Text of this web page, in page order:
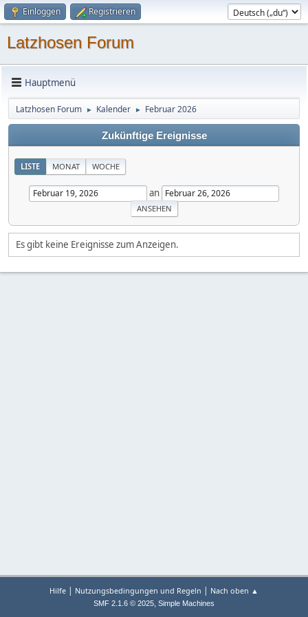
Einloggen Registrieren
Latzhosen Forum
Hauptmenü
Latzhosen Forum ► Kalender ► Februar 2026
Zukünftige Ereignisse
LISTE MONAT WOCHE
an
Es gibt keine Ereignisse zum Anzeigen.
Hilfe | Nutzungsbedingungen und Regeln | Nach oben ▲
SMF 2.1.6 © 2025, Simple Machines